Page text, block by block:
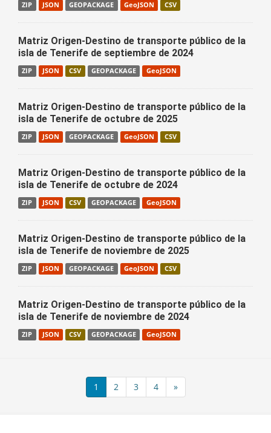
ZIP JSON GEOPACKAGE GeoJSON CSV
Matriz Origen-Destino de transporte público de la
isla de Tenerife de septiembre de 2024
ZIP JSON CSV GEOPACKAGE GeoJSON
Matriz Origen-Destino de transporte público de la
isla de Tenerife de octubre de 2025
ZIP JSON GEOPACKAGE GeoJSON CSV
Matriz Origen-Destino de transporte público de la
isla de Tenerife de octubre de 2024
ZIP JSON CSV GEOPACKAGE GeoJSON
Matriz Origen-Destino de transporte público de la
isla de Tenerife de noviembre de 2025
ZIP JSON GEOPACKAGE GeoJSON CSV
Matriz Origen-Destino de transporte público de la
isla de Tenerife de noviembre de 2024
ZIP JSON CSV GEOPACKAGE GeoJSON
1 2 3 4 »